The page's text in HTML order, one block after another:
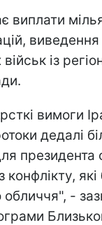
виплати
виведення
із
вимоги
дедалі
президента
які
обличчя", -